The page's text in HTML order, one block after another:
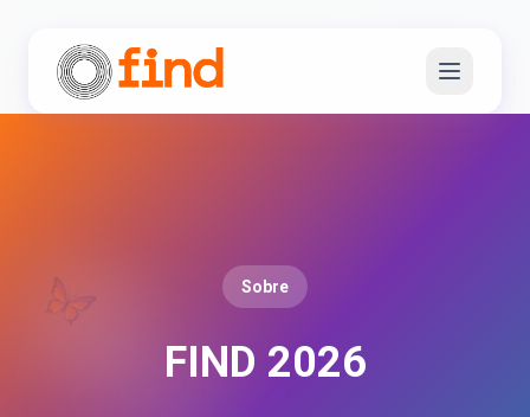
Sobre
FIND 2026